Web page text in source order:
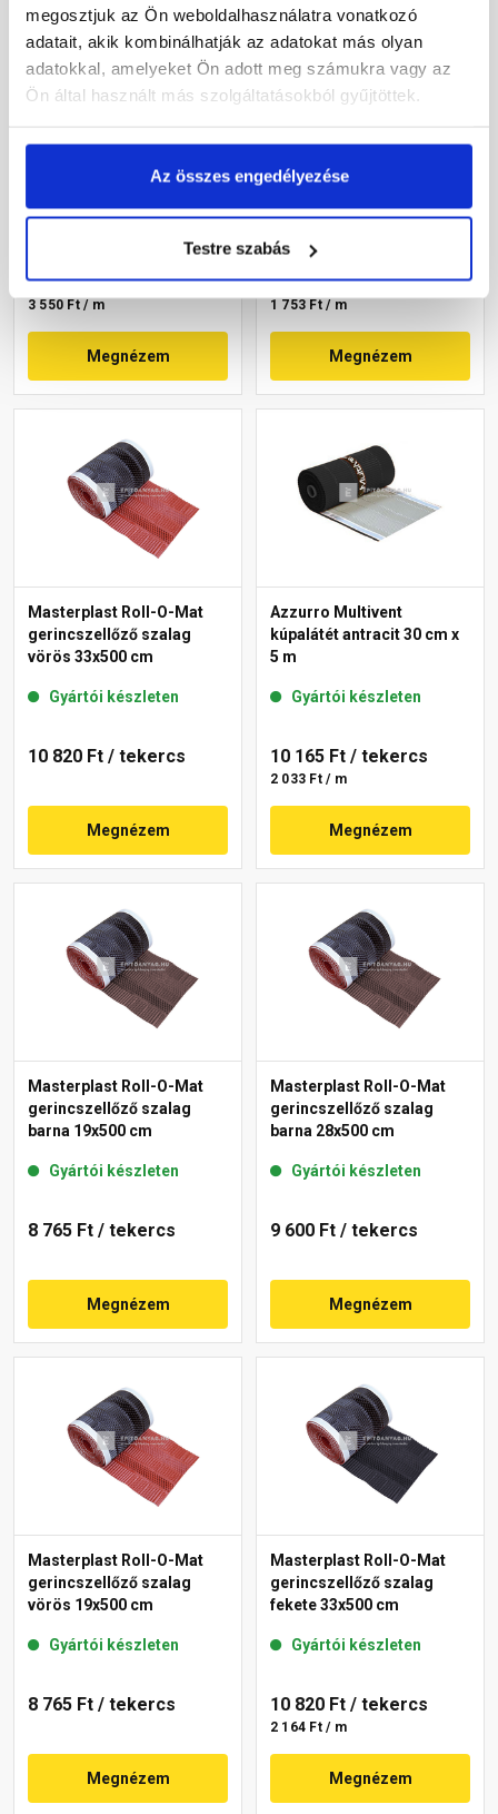
megosztjuk az Ön weboldalhasználatra vonatkozó
adatait, akik kombinálhatják az adatokat más olyan
adatokkal, amelyeket Ön adott meg számukra vagy az
Ön által használt más szolgáltatásokból gyűjtöttek.
Az összes engedélyezése
Testre szabás
fekete 32x500 cm
Rendelésre
17 750 Ft/ db
3 550 Ft / m
Megnézem
fekete 19x500 cm
Gyártói készleten
8 765 Ft/ tekercs
1 753 Ft / m
Megnézem
Masterplast Roll-O-Mat
gerincszellőző szalag
vörös 33x500 cm
Gyártói készleten
10 820 Ft / tekercs
Megnézem
Azzurro Multivent
kúpalátét antracit 30 cm x
5 m
Gyártói készleten
10 165 Ft / tekercs
2 033 Ft / m
Megnézem
Masterplast Roll-O-Mat
gerincszellőző szalag
barna 19x500 cm
Gyártói készleten
8 765 Ft / tekercs
Megnézem
Masterplast Roll-O-Mat
gerincszellőző szalag
barna 28x500 cm
Gyártói készleten
9 600 Ft / tekercs
Megnézem
Masterplast Roll-O-Mat
gerincszellőző szalag
vörös 19x500 cm
Gyártói készleten
8 765 Ft / tekercs
Megnézem
Masterplast Roll-O-Mat
gerincszellőző szalag
fekete 33x500 cm
Gyártói készleten
10 820 Ft / tekercs
2 164 Ft / m
Megnézem